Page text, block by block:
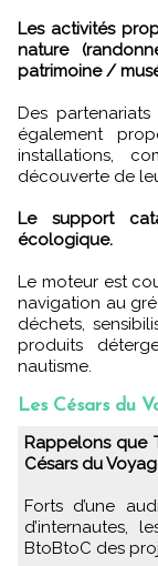
Les activités
nature
patrimoine /
Des
également
installations,
découverte de
Le support
écologique.
Le moteur est
navigation au
déchets,
produits
nautisme.
Les Césars du
Rappelons que TourMaG et le Petit Futé organisent "Les
Césars du
Forts d’une
d’internautes,
BtoBtoC des